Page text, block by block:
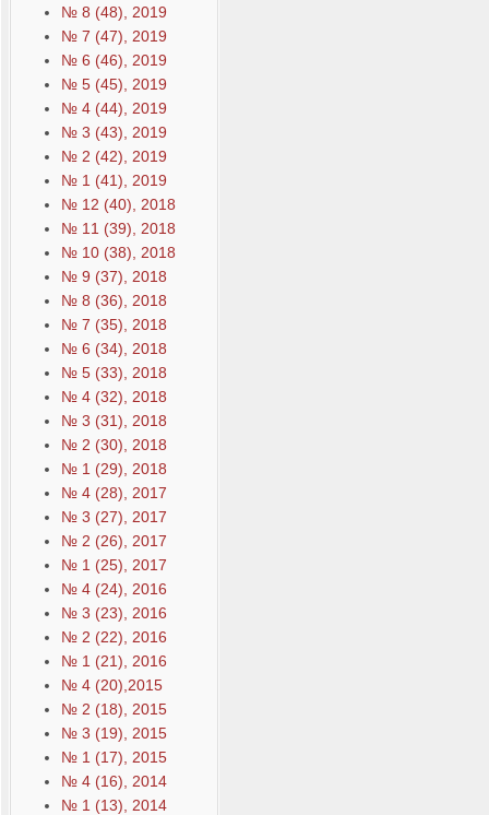
№ 8 (48), 2019
№ 7 (47), 2019
№ 6 (46), 2019
№ 5 (45), 2019
№ 4 (44), 2019
№ 3 (43), 2019
№ 2 (42), 2019
№ 1 (41), 2019
№ 12 (40), 2018
№ 11 (39), 2018
№ 10 (38), 2018
№ 9 (37), 2018
№ 8 (36), 2018
№ 7 (35), 2018
№ 6 (34), 2018
№ 5 (33), 2018
№ 4 (32), 2018
№ 3 (31), 2018
№ 2 (30), 2018
№ 1 (29), 2018
№ 4 (28), 2017
№ 3 (27), 2017
№ 2 (26), 2017
№ 1 (25), 2017
№ 4 (24), 2016
№ 3 (23), 2016
№ 2 (22), 2016
№ 1 (21), 2016
№ 4 (20),2015
№ 2 (18), 2015
№ 3 (19), 2015
№ 1 (17), 2015
№ 4 (16), 2014
№ 1 (13), 2014